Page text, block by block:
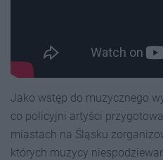
Jako wstęp do muzycznego
co policyjni artyści
miastach na Śląsku
których muzycy